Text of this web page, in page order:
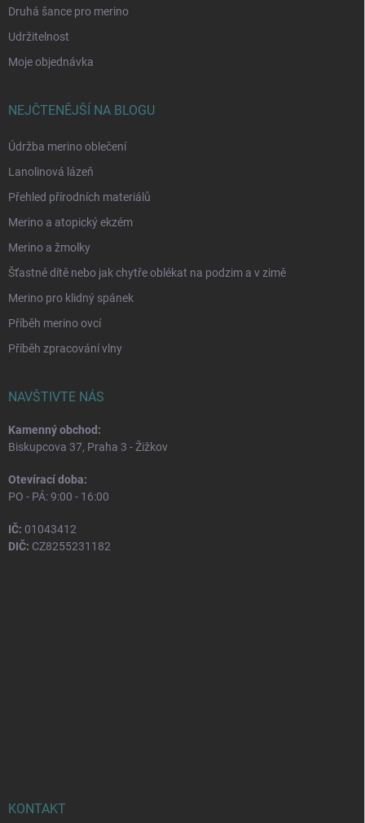
Druhá šance pro merino
Udržitelnost
Moje objednávka
NEJČTENĚJŠÍ NA BLOGU
Údržba merino oblečení
Lanolinová lázeň
Přehled přírodních materiálů
Merino a atopický ekzém
Merino a žmolky
Šťastné dítě nebo jak chytře oblékat na podzim a v zimě
Merino pro klidný spánek
Příběh merino ovcí
Příběh zpracování vlny
NAVŠTIVTE NÁS
Kamenný obchod:
Biskupcova 37, Praha 3 - Žižkov
Otevírací doba:
PO - PÁ: 9:00 - 16:00
IČ: 01043412
DIČ: CZ8255231182
KONTAKT